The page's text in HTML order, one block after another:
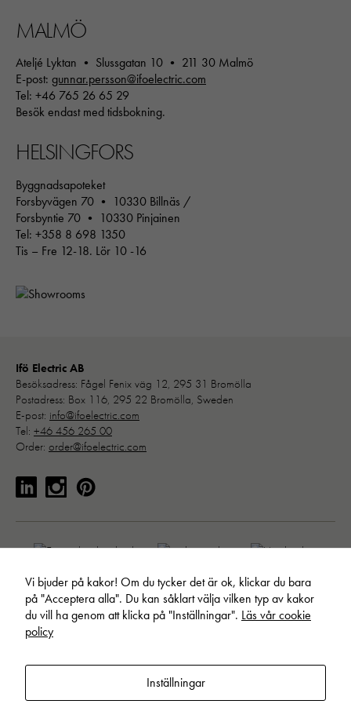
MALMÖ
Ateljé Lyktan • Slussgatan 10 • 211 30 Malmö
E-post: gunnar.persson@ifoelectric.com
Tel: +46 765 26 65 29
Besök endast med tidsbokning.
HELSINGFORS
Byggnadsapoteket
Forsbyvägen 70 • 10330 Billnäs /
Forsbyntie 70 • 10330 Pinjainen
Tel: +358 8 698 1350
Tis – Fre 12-18. Lör 10 -16
Ifö Electric AB
Besöksadress: Fågel Fenix väg 12, 295 31 Bromölla
Postadress: Box 116, 295 22 Bromölla, Sweden
E-post: info@ifoelectric.com
Tel: +46 456 265 00
Order: order@ifoelectric.com
© Ifö Electric AB. Allt material publicerat på webbplatsen är skyddat
enligt internationell upphovsrättslagstiftning.
Vi bjuder på kakor! Om du tycker det är ok, klickar du bara
på "Acceptera alla". Du kan såklart välja vilken typ av kakor
du vill ha genom att klicka på "Inställningar". Läs vår cookie
policy
InställningarNödvändiga
Dessa kakor går inte att välja bort.